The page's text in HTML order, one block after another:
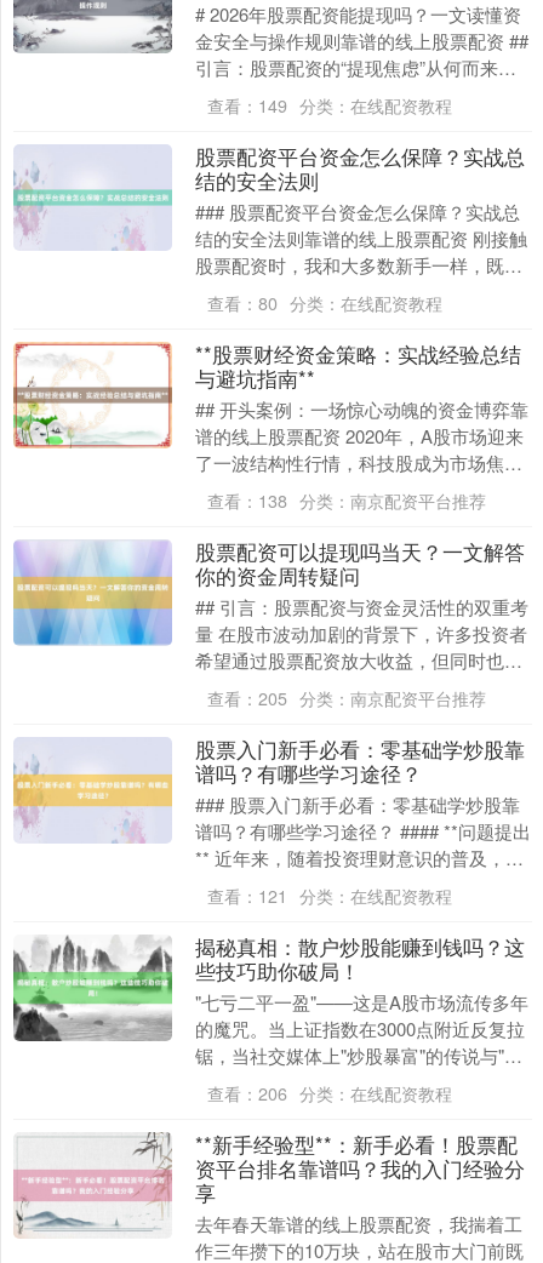
# 2026年股票配资能提现吗？一文读懂资
金安全与操作规则靠谱的线上股票配资 ##
引言：股票配资的“提现焦虑”从何而来？
2024年至今，A股市场日均成交额突....
查看： 149 分类： 在线配资教程
股票配资平台资金怎么保障？实战总
结的安全法则
### 股票配资平台资金怎么保障？实战总
结的安全法则靠谱的线上股票配资 刚接触
股票配资时，我和大多数新手一样，既
被“杠杆撬动收益”的诱惑吸引，又对“资金
安全”提....
查看： 80 分类： 在线配资教程
**股票财经资金策略：实战经验总结
与避坑指南**
## 开头案例：一场惊心动魄的资金博弈靠
谱的线上股票配资 2020年，A股市场迎来
了一波结构性行情，科技股成为市场焦
点。小李是一位入市两年的投资者，年初
看到某科....
查看： 138 分类： 南京配资平台推荐
股票配资可以提现吗当天？一文解答
你的资金周转疑问
## 引言：股票配资与资金灵活性的双重考
量 在股市波动加剧的背景下，许多投资者
希望通过股票配资放大收益，但同时也面
临一个关键问题：**配资资金能否当天提
现？**....
查看： 205 分类： 南京配资平台推荐
股票入门新手必看：零基础学炒股靠
谱吗？有哪些学习途径？
### 股票入门新手必看：零基础学炒股靠
谱吗？有哪些学习途径？ #### **问题提出
** 近年来，随着投资理财意识的普及，股
票市场吸引了大量新手入场。然而，面....
查看： 121 分类： 在线配资教程
揭秘真相：散户炒股能赚到钱吗？这
些技巧助你破局！
"七亏二平一盈"——这是A股市场流传多年
的魔咒。当上证指数在3000点附近反复拉
锯，当社交媒体上"炒股暴富"的传说与"割
肉离场"的哀叹交织靠谱的线上股票配资，
散....
查看： 206 分类： 在线配资教程
**新手经验型**：新手必看！股票配
资平台排名靠谱吗？我的入门经验分
享
去年春天靠谱的线上股票配资，我揣着工
作三年攒下的10万块，站在股市大门前既